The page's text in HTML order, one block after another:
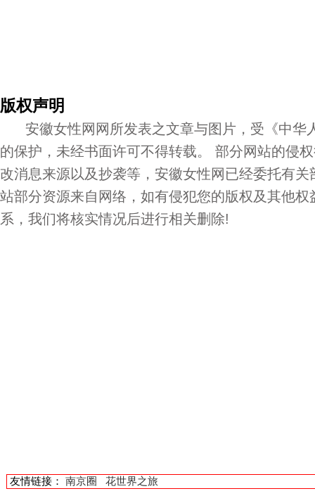
版权声明
安徽女性网网所发表之文章与图片，受《中华
的保护，未经书面许可不得转载。 部分网站的侵
改消息来源以及抄袭等，安徽女性网已经委托有
站部分资源来自网络，如有侵犯您的版权及其他权
系，我们将核实情况后进行相关删除!
友情链接： 南京圈 花世界之旅